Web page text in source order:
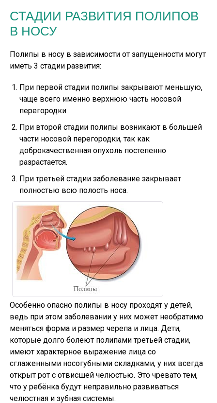
СТАДИИ РАЗВИТИЯ ПОЛИПОВ
В НОСУ
Полипы в носу в зависимости от запущенности могут
иметь 3 стадии развития:
При первой стадии полипы закрывают меньшую,
чаще всего именно верхнюю часть носовой
перегородки.
При второй стадии полипы возникают в большей
части носовой перегородки, так как
доброкачественная опухоль постепенно
разрастается.
При третьей стадии заболевание закрывает
полностью всю полость носа.
Особенно опасно полипы в носу проходят у детей,
ведь при этом заболевании у них может необратимо
меняться форма и размер черепа и лица. Дети,
которые долго болеют полипами третьей стадии,
имеют характерное выражение лица со
сглаженными носогубными складками, у них всегда
открыт рот с отвисшей челюстью. Это чревато тем,
что у ребёнка будут неправильно развиваться
челюстная и зубная системы.